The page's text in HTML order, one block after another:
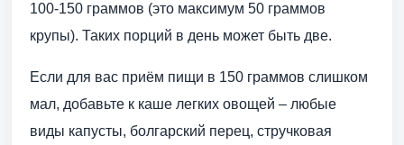
100-150 граммов (это максимум 50 граммов
крупы). Таких порций в день может быть две.
Если для вас приём пищи в 150 граммов слишком
мал, добавьте к каше легких овощей – любые
виды капусты, болгарский перец, стручковая